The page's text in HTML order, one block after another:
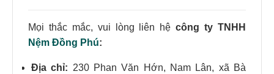
Mọi thắc mắc, vui lòng liên hệcông ty TNHH
Nệm Đồng Phú:
Địa chỉ: 230 Phan Văn Hớn, Nam Lân, xã Bà